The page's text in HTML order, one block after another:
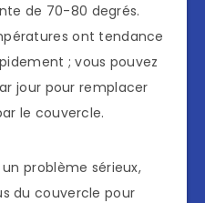
de 70-80 degrés.
ont tendance
; vous pouvez
jour pour remplacer
le couvercle.
problème sérieux,
du couvercle pour